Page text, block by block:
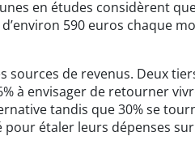
en études considèrent
590 euros chaque
de revenus. Deux
à envisager de retourner
tandis que 30% se
étaler leurs dépenses